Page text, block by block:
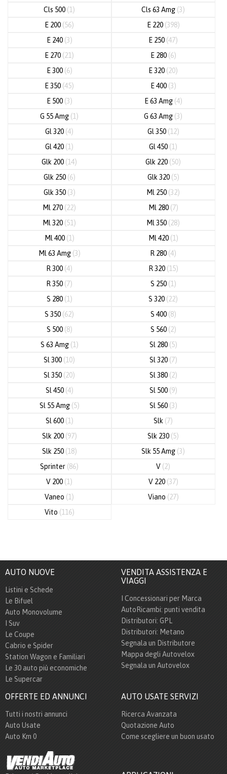
Cls 500 (1) Cls 63 Amg (3)
E 200 (56) E 220 (398)
E 240 (3) E 250 (47)
E 270 (21) E 280 (6)
E 300 (6) E 320 (20)
E 350 (45) E 400 (3)
E 500 (3) E 63 Amg (4)
G 55 Amg (1) G 63 Amg (3)
Gl 320 (4) Gl 350 (12)
Gl 420 (1) Gl 450 (1)
Glk 200 (14) Glk 220 (50)
Glk 250 (6) Glk 320 (5)
Glk 350 (3) Ml 250 (32)
Ml 270 (22) Ml 280 (7)
Ml 320 (51) Ml 350 (28)
Ml 400 (1) Ml 420 (1)
Ml 63 Amg (3) R 280 (4)
R 300 (4) R 320 (15)
R 350 (7) S 250 (1)
S 280 (1) S 320 (22)
S 350 (62) S 400 (8)
S 500 (8) S 560 (2)
S 63 Amg (1) Sl 280 (5)
Sl 300 (10) Sl 320 (7)
Sl 350 (20) Sl 380 (2)
Sl 450 (4) Sl 500 (9)
Sl 55 Amg (5) Sl 560 (3)
Sl 600 (1) Slk (7)
Slk 200 (97) Slk 230 (5)
Slk 250 (18) Slk 55 Amg (3)
Sprinter (86) V (2)
V 200 (1) V 220 (37)
Vaneo (1) Viano (27)
Vito (116)
AUTO NUOVE
Listini e Schede
Le Bifuel
Auto Monovolume
I Suv
Le Coupe
Cabrio e Spider
Station Wagon e Familiari
Le 30 auto più economiche
Le Supercar
VENDITA ASSISTENZA E
VIAGGI
I Concessionari per Marca
AutoRicambi: punti vendita
Distributori: GPL
Distributori: Metano
Segnala un Distributore
Mappa degli Autovelox
Segnala un Autovelox
OFFERTE ED ANNUNCI
Tutti i nostri annunci
Auto Usate
Auto Km 0
AUTO USATE SERVIZI
Ricerca Avanzata
Quotazione Auto
Come scegliere un buon usato